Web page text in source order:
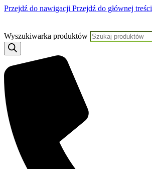
Przejdź do nawigacji Przejdź do głównej treści
Wyszukiwarka produktów